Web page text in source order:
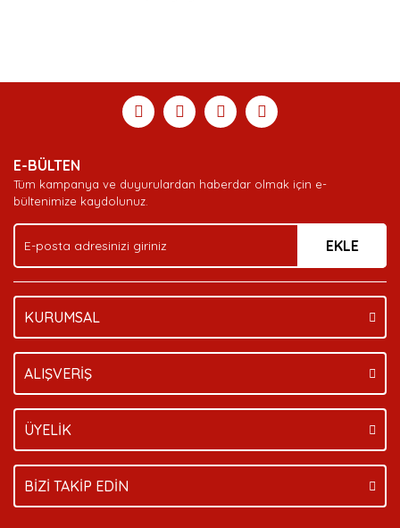
Yorum Yaz
Soru Sor
formunu kullanarak tarafımıza iletebilirsiniz.
Görüş ve önerileriniz için teşekkür ederiz.
Ürün açıklamasında eksik bilgiler bulunuyor.
Ürün bilgilerinde hatalar bulunuyor.
Bu ürüne benzer farklı alternatifler olmalı.
Deneyimini Paylaş
E-BÜLTEN
Tüm kampanya ve duyurulardan haberdar olmak için e-
bültenimize kaydolunuz.
EKLE
KURUMSAL
ALIŞVERİŞ
ÜYELİK
BİZİ TAKİP EDİN